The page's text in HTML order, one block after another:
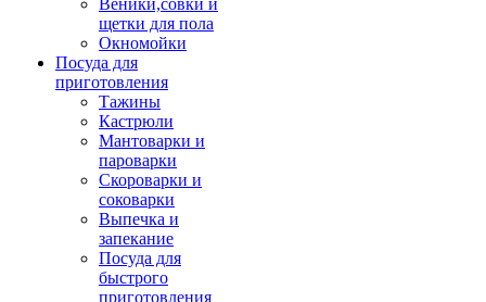
Веники,совки и
щетки для пола
Окномойки
Посуда для
приготовления
Тажины
Кастрюли
Мантоварки и
пароварки
Скороварки и
соковарки
Выпечка и
запекание
Посуда для
быстрого
приготовления